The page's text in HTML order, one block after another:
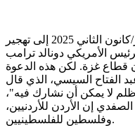
سعت الولايات المتحدة منذ يناير/كانون الثاني 2025 إلى تهجير
الأمريكي دونالد ترامب
قطاع غزة. لكن هذه الدعوة
الفتاح السيسي، الذي قال
لا يمكن أن نشارك فيه"،
إن الأردن للأردنيين،
وفلسطين للفلسطينيين.